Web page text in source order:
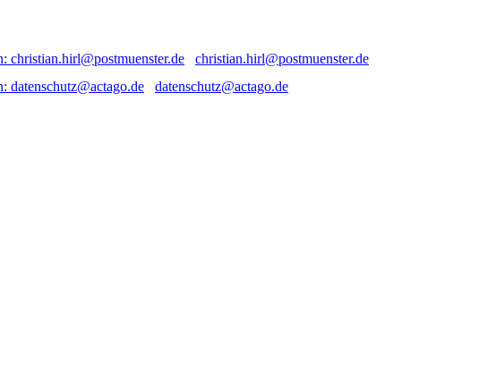
christian.hirl@postmuenster.de
datenschutz@actago.de